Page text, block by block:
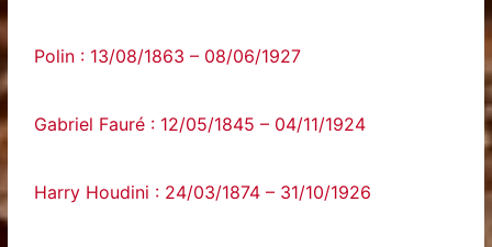
Polin : 13/08/1863 – 08/06/1927
Gabriel Fauré : 12/05/1845 – 04/11/1924
Harry Houdini : 24/03/1874 – 31/10/1926